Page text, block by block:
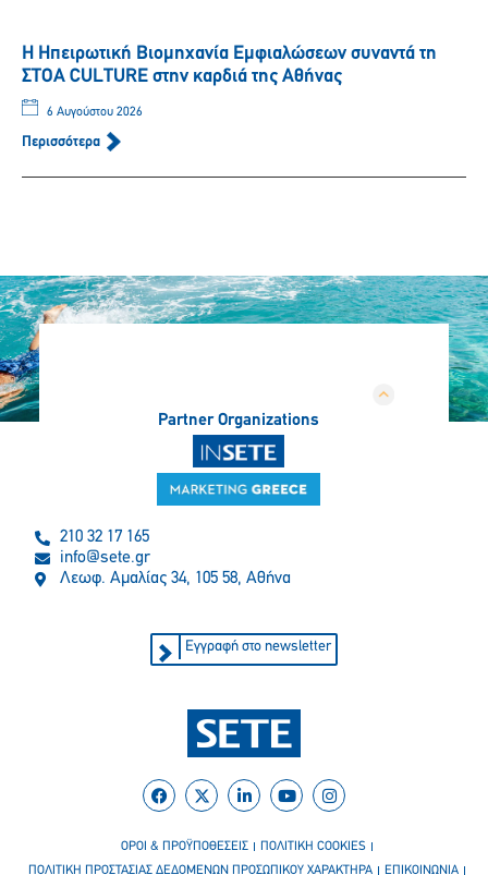
Η Ηπειρωτική Βιομηχανία Εμφιαλώσεων συναντά τη
ΣΤΟΑ CULTURE στην καρδιά της Αθήνας
6 Αυγούστου 2026
Περισσότερα
Partner Organizations
210 32 17 165
info@sete.gr
Λεωφ. Αμαλίας 34, 105 58, Αθήνα
Εγγραφή στο newsletter
ΟΡΟΙ & ΠΡΟΫΠΟΘΕΣΕΙΣ
ΠΟΛΙΤΙΚΗ COOKIES
ΠΟΛΙΤΙΚΗ ΠΡΟΣΤΑΣΙΑΣ ΔΕΔΟΜΕΝΩΝ ΠΡΟΣΩΠΙΚΟΥ ΧΑΡΑΚΤΗΡΑ
ΕΠΙΚΟΙΝΩΝΙΑ